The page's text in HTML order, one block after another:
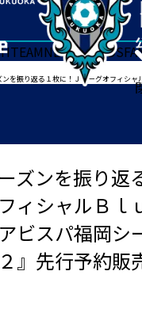
TEAMNEWSGOODS
る１枚に！ＪリーグオフィシャルＢｌｕ－ｒａｙ＆ＤＶＤ『アビスパ
ズンを振り返
ィシャルＢｌ
ビスパ福岡シ
』先行予約販